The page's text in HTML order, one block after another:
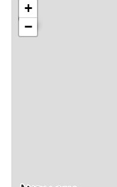
+
−